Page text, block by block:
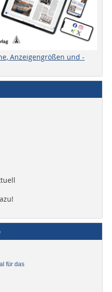
Anzeigengrößen und -
für das